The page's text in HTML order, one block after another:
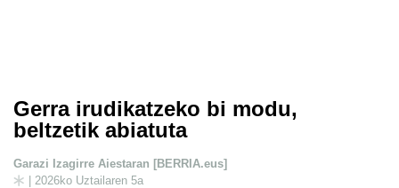
Gerra irudikatzeko bi modu,
beltzetik abiatuta
Garazi Izagirre Aiestaran [BERRIA.eus]
| 2026ko Uztailaren 5a